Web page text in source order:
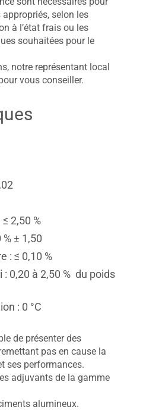
selon les
à l’état frais ou les
souhaitées pour le
notre représentant local
vous conseiller.
2,50 %
± 1,50
: ≤ 0,10 %
: 0,20 à 2,50 % du poids
: 0 °C
de présenter des
pas en cause la
ses performances.
adjuvants de la gamme
alumineux.